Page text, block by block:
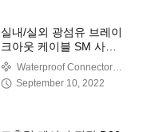
실내/실외 광섬유 브레이
크아웃 케이블 SM 사전
종단 어셈블리 2.0mm
Waterproof Connectors
& FTTX Outdoor Cable
September 10, 2022